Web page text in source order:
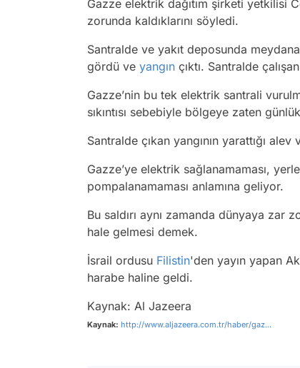
Gazze elektrik dağıtım şirketi yetkilisi
zorunda kaldıklarını söyledi.
Santralde ve yakıt deposunda
gördü ve yangın çıktı. Santralde
Gazze’nin bu tek elektrik santrali
sıkıntısı sebebiyle bölgeye zaten
Santralde çıkan yangının yarattığı
Gazze’ye elektrik sağlanamaması,
pompalanamaması anlamına geliyor.
Bu saldırı aynı zamanda dünyaya zar
hale gelmesi demek.
İsrail ordusu Filistin'den yayın yapan
harabe haline geldi.
Kaynak: Al Jazeera
Kaynak: http://www.aljazeera.com.tr/haber/gaz...